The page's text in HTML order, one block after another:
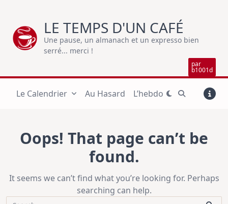
content
LE TEMPS D'UN CAFÉ
Une pause, un almanach et un expresso bien
serré... merci !
par
b1001d
Le Calendrier Au Hasard L’hebdo
Oops! That page can’t be
found.
It seems we can’t find what you’re looking for. Perhaps
searching can help.